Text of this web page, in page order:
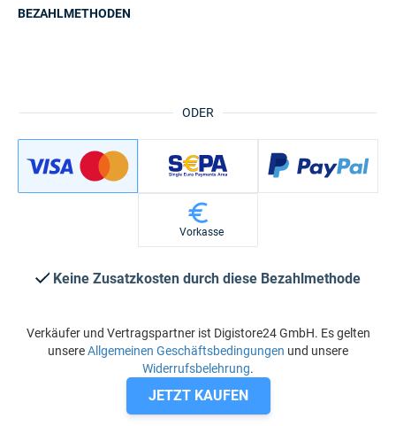
ODER
BEZAHLMETHODEN
Vorkasse
Keine Zusatzkosten durch diese Bezahlmethode
Verkäufer und Vertragspartner ist Digistore24 GmbH. Es gelten
unsereAllgemeinen Geschäftsbedingungen und unsere
Widerrufsbelehrung.
JETZT KAUFEN